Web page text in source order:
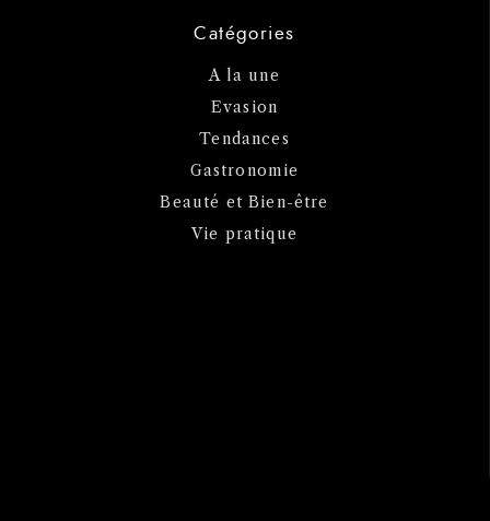
Catégories
A la une
Evasion
Tendances
Gastronomie
Beauté et Bien-être
Vie pratique